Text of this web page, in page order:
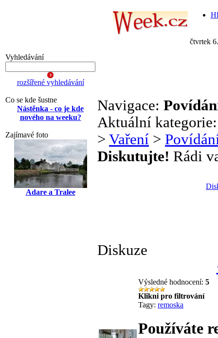
čtvrtek
Vyhledávání
rozšířené vyhledávání
Co se kde šustne
Nástěnka - co je kde
nového na weeku?
Zajímavé foto
Adare a Tralee
Navigace:
Aktuální
> Vaření >
Diskutujte! Rádi
Diskuze
Výsledné hodnocení: 5
Klikni pro filtrování
Tagy: remoska
Používáte